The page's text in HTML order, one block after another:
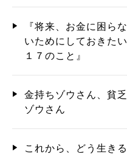
『将来、お金に困らな
いためにしておきたい
１７のこと』
金持ちゾウさん、貧乏
ゾウさん
これから、どう生きる